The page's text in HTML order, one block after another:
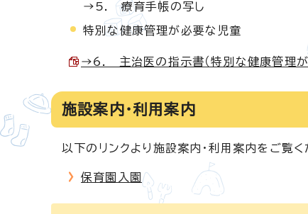
→5. 療育手帳の写し
特別な健康管理が必要な児童
→6. 主治医の指示書（特別な健康管理が
施設案内・利用案内
以下のリンクより施設案内・利用案内をご覧く
保育園入園